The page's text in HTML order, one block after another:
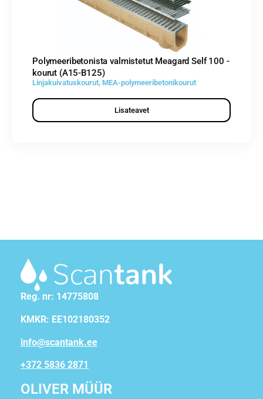
Polymeeribetonista valmistetut Meagard Self 100 -
kourut (A15-B125)
Linjakuivatuskourut, MEA-polymeeribetonikourut
Lisateavet
Reg. nr: 14775808
KMKR: EE102180352
info@scantank.ee
+372 5836 2871
OLIVER MÜÜR